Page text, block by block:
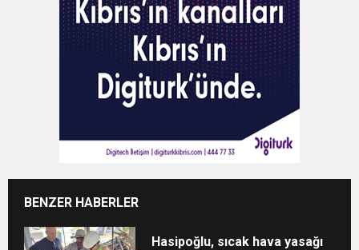
BENZER HABERLER
Hasipoğlu, sıcak hava yasağı